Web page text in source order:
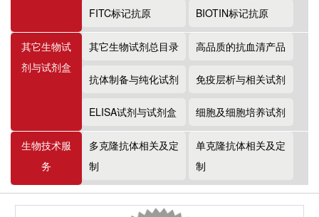
FITC标记抗原 BIOTIN标记抗原
其它生物试
剂与试剂盒
其它生物试剂总目录 高品质的抗血清产品
抗体制备与纯化试剂 免疫层析与相关试剂
ELISA试剂与试剂盒 细胞及细胞培养试剂
生物技术服
务
多克隆抗体相关及定
制
单克隆抗体相关及定
制